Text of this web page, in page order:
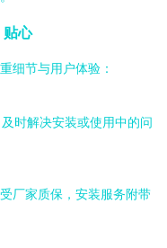
贴心
细节与用户体验：
时解决安装或使用中的问
厂家质保，安装服务附带